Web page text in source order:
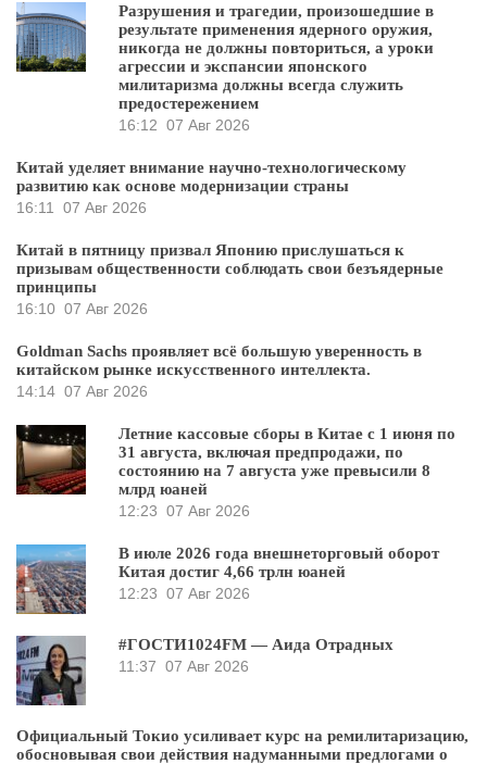
Разрушения и трагедии, произошедшие в
результате применения ядерного оружия,
никогда не должны повториться, а уроки
агрессии и экспансии японского
милитаризма должны всегда служить
предостережением
16:12 07 Авг 2026
Китай уделяет внимание научно-технологическому
развитию как основе модернизации страны
16:11
07 Авг 2026
Китай в пятницу призвал Японию прислушаться к
призывам общественности соблюдать свои безъядерные
принципы
16:10 07 Авг 2026
Goldman Sachs проявляет всё большую уверенность в
китайском рынке искусственного интеллекта.
14:14 07 Авг 2026
Летние кассовые сборы в Китае с 1 июня по
31 августа, включая предпродажи, по
состоянию на 7 августа уже превысили 8
млрд юаней
12:23 07 Авг 2026
В июле 2026 года внешнеторговый оборот
Китая достиг 4,66 трлн юаней
12:23 07 Авг 2026
#ГОСТИ1024FM — Аида Отрадных
11:37 07 Авг 2026
Официальный Токио усиливает курс на ремилитаризацию,
обосновывая свои действия надуманными предлогами о